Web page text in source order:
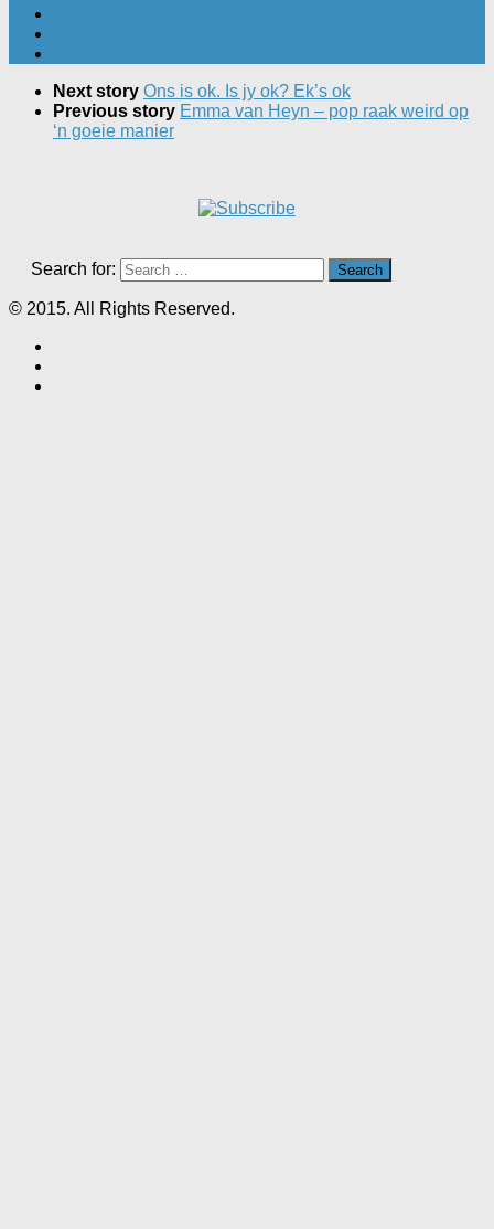
Next story Ons is ok. Is jy ok? Ek’s ok
Previous story Emma van Heyn – pop raak weird op
‘n goeie manier
Search for:
© 2015. All Rights Reserved.